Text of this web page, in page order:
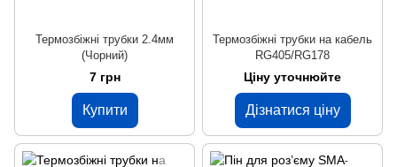
Термозбіжні трубки 2.4мм
(Чорний)
7 грн
Купити
Термозбіжні трубки на кабель
RG405/RG178
Ціну уточнюйте
Дізнатися ціну